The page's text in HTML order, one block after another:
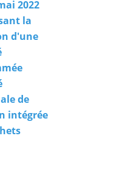
2022
la
d'une
de
intégrée